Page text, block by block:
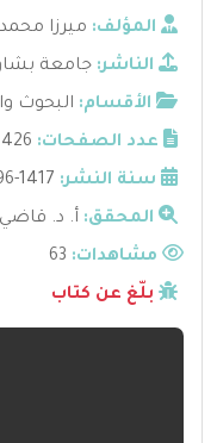
المؤلف: ميرزا محمد
الناشر: جامعة
الأقسام: البحوث
عدد الصفحات: 426
سنة النشر: 1417-1996
المحقق: أ. د.
مشاهدات:
بلّغ عن كتاب